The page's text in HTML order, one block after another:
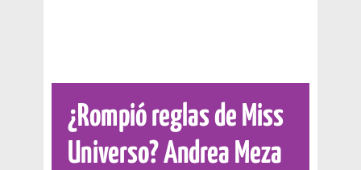
¿Rompió reglas de Miss
Universo? Andrea Meza